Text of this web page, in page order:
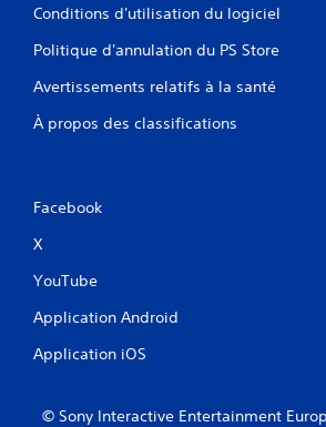
Conditions d'utilisation du logiciel
Politique d'annulation du PS Store
Avertissements relatifs à la santé
À propos des classifications
Facebook
X
YouTube
Application Android
Application iOS
© Sony Interactive Entertainment